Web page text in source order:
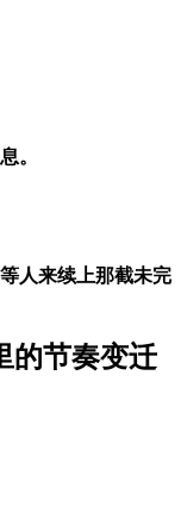
。
等人来续上那截未完
的节奏变迁